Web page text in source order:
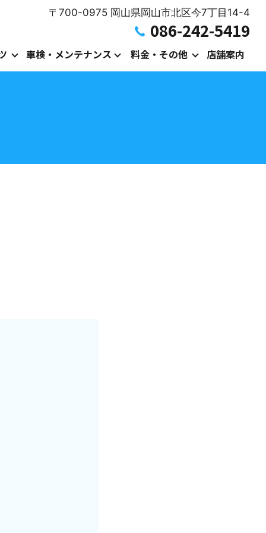
車検・メンテナンス 料金・その他 店舗案内
〒700-0975 岡山県岡山市北区今7丁目14-4
086-242-5419